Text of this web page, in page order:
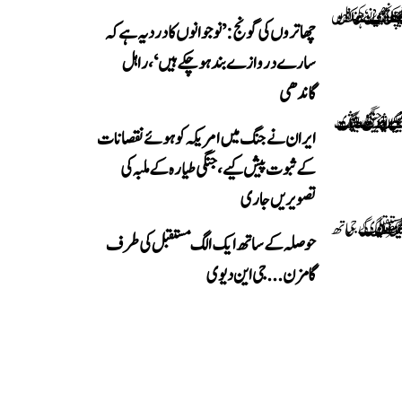
چھاتروں کی گونج: ’نوجوانوں کا درد یہ ہے کہ
سارے دروازے بند ہو چکے ہیں‘، راہل
گاندھی
ایران نے جنگ میں امریکہ کو ہوئے نقصانات
کے ثبوت پیش کیے، جنگی طیارہ کے ملبہ کی
تصویریں جاری
حوصلہ کے ساتھ ایک الگ مستقبل کی طرف
گامزن... جی این دیوی